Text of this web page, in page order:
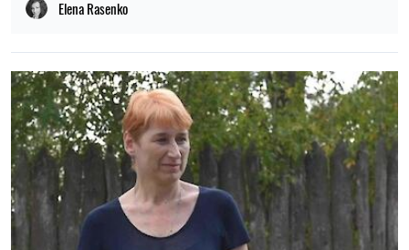
Elena Rasenko